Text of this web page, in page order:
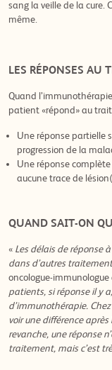
sang la veille de la cure.
même.
LES RÉPONSES AU
Quand
patient «répond» au
Une réponse partielle
progression de la
Une réponse
aucune trace de
QUAND SAIT-ON
« Les délais de réponse
dans d’autres
oncologue-immunologue
patients, si réponse il y
d’immunothérapie.
voir une différence
revanche, une réponse
traitement, mais c’est